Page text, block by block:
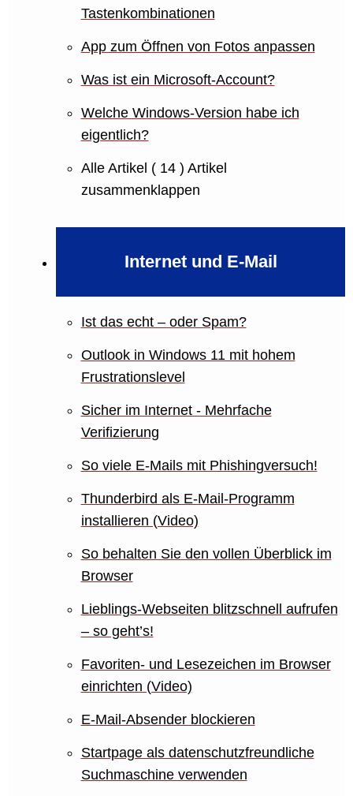
Tastenkombinationen
App zum Öffnen von Fotos anpassen
Was ist ein Microsoft-Account?
Welche Windows-Version habe ich
eigentlich?
Alle Artikel ( 14 ) Artikel
zusammenklappen
Internet und E-Mail
Ist das echt – oder Spam?
Outlook in Windows 11 mit hohem
Frustrationslevel
Sicher im Internet - Mehrfache
Verifizierung
So viele E-Mails mit Phishingversuch!
Thunderbird als E-Mail-Programm
installieren (Video)
So behalten Sie den vollen Überblick im
Browser
Lieblings-Webseiten blitzschnell aufrufen
– so geht’s!
Favoriten- und Lesezeichen im Browser
einrichten (Video)
E-Mail-Absender blockieren
Startpage als datenschutzfreundliche
Suchmaschine verwenden